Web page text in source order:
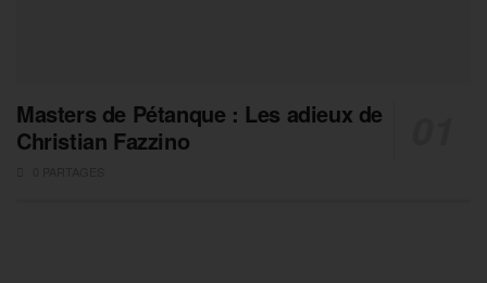
Masters de Pétanque : Les adieux de
Christian Fazzino